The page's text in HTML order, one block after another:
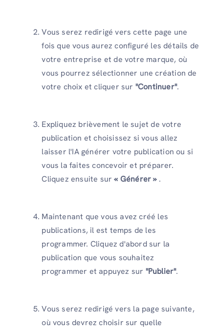
Vous serez redirigé vers cette page une
fois que vous aurez configuré les détails de
votre entreprise et de votre marque, où
vous pourrez sélectionner une création de
votre choix et cliquer sur "Continuer".
Expliquez brièvement le sujet de votre
publication et choisissez si vous allez
laisser l'IA générer votre publication ou si
vous la faites concevoir et préparer.
Cliquez ensuite sur« Générer » .
Maintenant que vous avez créé les
publications, il est temps de les
programmer. Cliquez d'abord sur la
publication que vous souhaitez
programmer et appuyez sur "Publier".
Vous serez redirigé vers la page suivante,
où vous devrez choisir sur quelle